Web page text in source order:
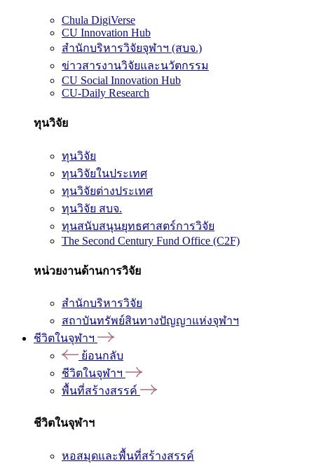
Chula DigiVerse
CU Innovation Hub
สำนักบริหารวิจัยจุฬาฯ (สบจ.)
ข่าวสารงานวิจัยและนวัตกรรม
CU Social Innovation Hub
CU-Daily Research
ทุนวิจัย
ทุนวิจัย
ทุนวิจัยในประเทศ
ทุนวิจัยต่างประเทศ
ทุนวิจัย สบจ.
ทุนสนับสนุนยุทธศาสตร์การวิจัย
The Second Century Fund Office (C2F)
หน่วยงานด้านการวิจัย
สำนักบริหารวิจัย
สถาบันทรัพย์สินทางปัญญาแห่งจุฬาฯ
ชีวิตในจุฬาฯ
ย้อนกลับ
ชีวิตในจุฬาฯ
พื้นที่สร้างสรรค์
ชีวิตในจุฬาฯ
หอสมุดและพื้นที่สร้างสรรค์